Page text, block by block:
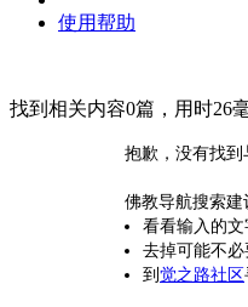
使用帮助
找到相关内容0篇，用时26
抱歉，没有找到
佛教导航搜索建
看看输入的
去掉可能不必
到 觉之路社区